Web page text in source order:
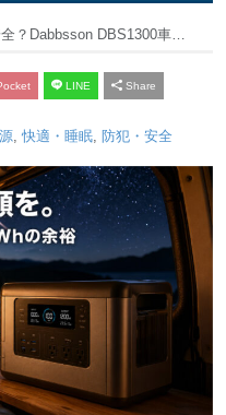
泊レビュー｜枕元のエネルギーに絶対の信頼を
LINE Share
,快適・睡眠, 防犯・安全